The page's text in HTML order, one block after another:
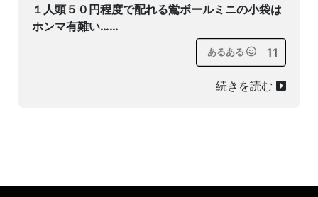
１人頭５０円程度で配れる鴬ボールミニの小袋は
ホンマ有難い……
あるある 11
続きを読む